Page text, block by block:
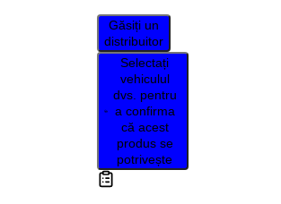
Găsiți un
distribuitor
Selectați
vehiculul
dvs. pentru
a confirma
că acest
produs se
potrivește